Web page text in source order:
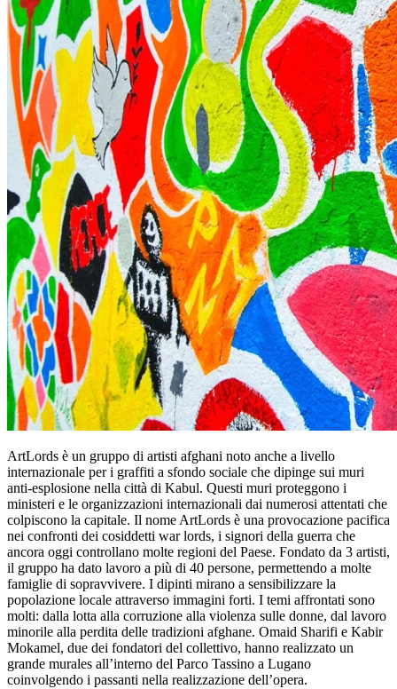
ArtLords è un gruppo di artisti afghani noto anche a livello
internazionale per i graffiti a sfondo sociale che dipinge sui muri
anti-esplosione nella città di Kabul. Questi muri proteggono i
ministeri e le organizzazioni internazionali dai numerosi attentati che
colpiscono la capitale. Il nome ArtLords è una provocazione pacifica
nei confronti dei cosiddetti war lords, i signori della guerra che
ancora oggi controllano molte regioni del Paese. Fondato da 3 artisti,
il gruppo ha dato lavoro a più di 40 persone, permettendo a molte
famiglie di sopravvivere. I dipinti mirano a sensibilizzare la
popolazione locale attraverso immagini forti. I temi affrontati sono
molti: dalla lotta alla corruzione alla violenza sulle donne, dal lavoro
minorile alla perdita delle tradizioni afghane. Omaid Sharifi e Kabir
Mokamel, due dei fondatori del collettivo, hanno realizzato un
grande murales all’interno del Parco Tassino a Lugano
coinvolgendo i passanti nella realizzazione dell’opera.